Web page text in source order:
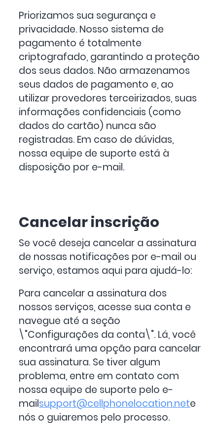
Priorizamos sua segurança e
privacidade. Nosso sistema de
pagamento é totalmente
criptografado, garantindo a proteção
dos seus dados. Não armazenamos
seus dados de pagamento e, ao
utilizar provedores terceirizados, suas
informações confidenciais (como
dados do cartão) nunca são
registradas. Em caso de dúvidas,
nossa equipe de suporte está à
disposição por e-mail.
Cancelar inscrição
Se você deseja cancelar a assinatura
de nossas notificações por e-mail ou
serviço, estamos aqui para ajudá-lo:
Para cancelar a assinatura dos
nossos serviços, acesse sua conta e
navegue até a seção
\"Configurações da conta\". Lá, você
encontrará uma opção para cancelar
sua assinatura. Se tiver algum
problema, entre em contato com
nossa equipe de suporte pelo e-
mailsupport@cellphonelocation.nete
nós o guiaremos pelo processo.